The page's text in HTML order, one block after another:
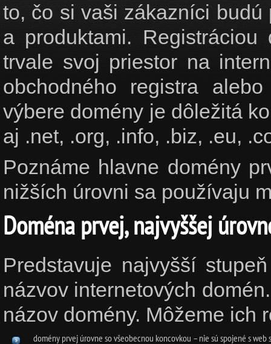
to, čo si vaši zákazníci
a produktami.
trvale svoj priestor na
obchodného registra
výbere domény je dôležitá
aj .net, .org, .info, .biz, .eu,
Poznáme hlavne domény
nižších úrovni sa používaju
Doména prvej, najvyššej
Predstavuje najvyšší
názvov internetových
názov domény. Môžeme ich
domény prvej úrovne so všeobecnou koncovkou – nie sú spojené s web